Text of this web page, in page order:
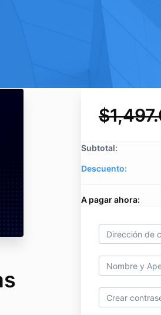
Subtotal:
Descuento:
A pagar ahora: